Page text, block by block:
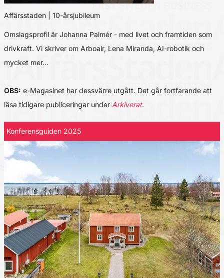
Affärsstaden | 10-årsjubileum
Omslagsprofil är Johanna Palmér - med livet och framtiden som
drivkraft. Vi skriver om Arboair, Lena Miranda, AI-robotik och
mycket mer…
OBS: e-Magasinet har dessvärre utgått. Det går fortfarande att
läsa tidigare publiceringar under Arkiverat.
Konferensguiden 2025